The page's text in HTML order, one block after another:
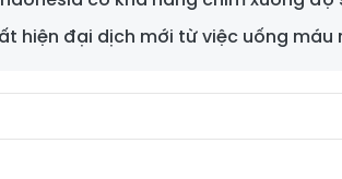
hiện đại dịch mới từ việc uống máu